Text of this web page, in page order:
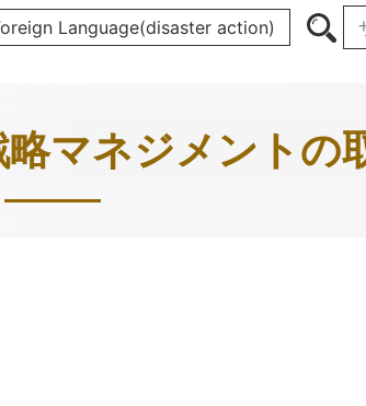
Language(disaster action)
マネジメントの